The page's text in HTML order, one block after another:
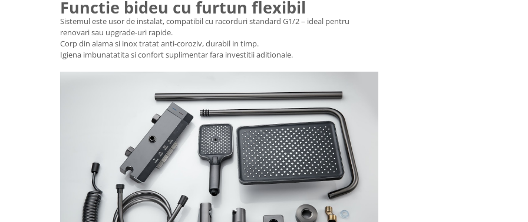
Mobila living
Mese cafea si decorative
Functie bideu cu furtun flexibil
Sistemul este usor de instalat, compatibil cu racorduri standard G1/2 – ideal pentru
renovari sau upgrade-uri rapide.
Corp din alama si inox tratat anti-coroziv, durabil in timp.
Igiena imbunatatita si confort suplimentar fara investitii aditionale.